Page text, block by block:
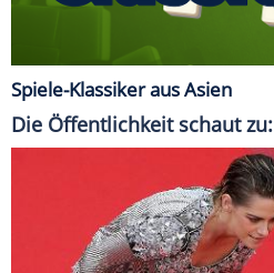
Spiele-Klassiker aus Asien
Die Öffentlichkeit schaut zu: